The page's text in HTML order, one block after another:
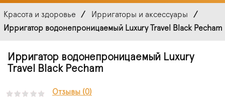
Красота и здоровье
Ирригаторы и аксессуары
Ирригатор водонепроницаемый Luxury Travel Black Pecham
Ирригатор водонепроницаемый Luxury
Travel Black Pecham
Отзывы (0)